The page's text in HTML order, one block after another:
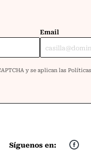
Síguenos en: